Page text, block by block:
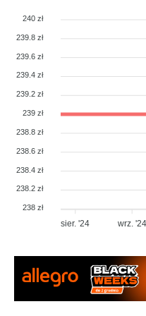
240 zł
239.8 zł
239.6 zł
239.4 zł
239.2 zł
239 zł
238.8 zł
238.6 zł
238.4 zł
238.2 zł
238 zł
sier. '24 wrz. '24